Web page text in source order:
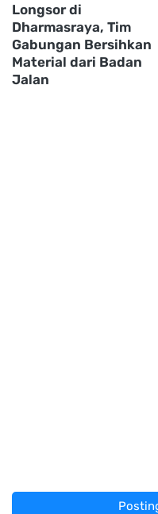
Longsor di
Dharmasraya, Tim
Gabungan Bersihkan
Material dari Badan
Jalan